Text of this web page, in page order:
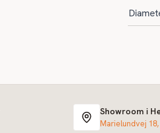
Showroom i
Marielundvej